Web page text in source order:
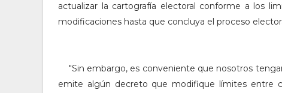
actualizar la cartografía electoral conforme a los
modificaciones hasta que concluya el proceso
"Sin embargo, es conveniente que nosotros
emite algún decreto que modifique límites entre